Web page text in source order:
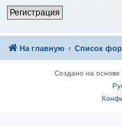
Регистрация
На главную Список
Создано на основе